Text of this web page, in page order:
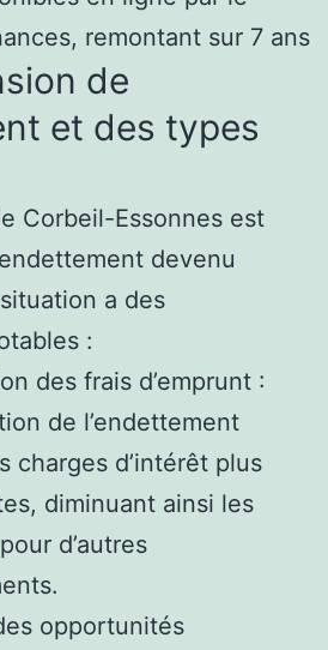
remontant sur 7 ans
de
et des types
Corbeil-Essonnes est
devenu
a des
:
des frais d’emprunt :
de l’endettement
charges d’intérêt plus
diminuant ainsi les
d’autres
opportunités